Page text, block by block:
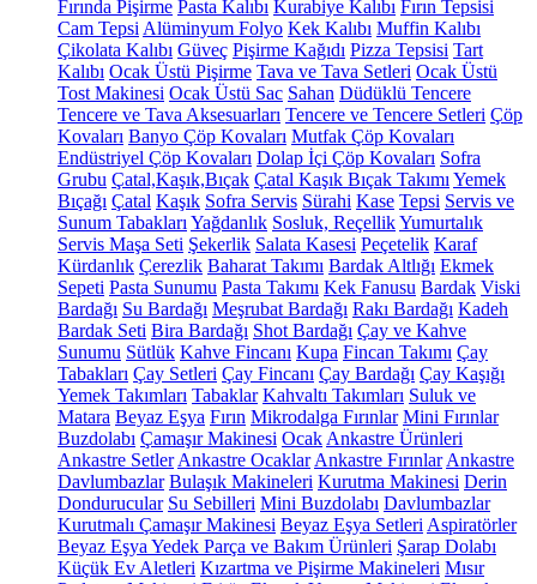
Fırında Pişirme Pasta Kalıbı Kurabiye Kalıbı Fırın Tepsisi
Cam Tepsi Alüminyum Folyo Kek Kalıbı Muffin Kalıbı
Çikolata Kalıbı Güveç Pişirme Kağıdı Pizza Tepsisi Tart
Kalıbı Ocak Üstü Pişirme Tava ve Tava Setleri Ocak Üstü
Tost Makinesi Ocak Üstü Sac Sahan Düdüklü Tencere
Tencere ve Tava Aksesuarları Tencere ve Tencere Setleri Çöp
Kovaları Banyo Çöp Kovaları Mutfak Çöp Kovaları
Endüstriyel Çöp Kovaları Dolap İçi Çöp Kovaları Sofra
Grubu Çatal,Kaşık,Bıçak Çatal Kaşık Bıçak Takımı Yemek
Bıçağı Çatal Kaşık Sofra Servis Sürahi Kase Tepsi Servis ve
Sunum Tabakları Yağdanlık Sosluk, ReçellikYumurtalık
Servis Maşa Seti Şekerlik Salata Kasesi Peçetelik Karaf
Kürdanlık Çerezlik Baharat Takımı Bardak Altlığı Ekmek
Sepeti Pasta Sunumu Pasta Takımı Kek Fanusu Bardak Viski
Bardağı Su Bardağı Meşrubat Bardağı Rakı Bardağı Kadeh
Bardak Seti Bira Bardağı Shot Bardağı Çay ve Kahve
Sunumu Sütlük Kahve Fincanı Kupa Fincan Takımı Çay
Tabakları Çay Setleri Çay Fincanı Çay Bardağı Çay Kaşığı
Yemek Takımları Tabaklar Kahvaltı Takımları Suluk ve
Matara Beyaz Eşya Fırın Mikrodalga Fırınlar Mini Fırınlar
Buzdolabı Çamaşır Makinesi Ocak Ankastre Ürünleri
Ankastre Setler Ankastre Ocaklar Ankastre Fırınlar Ankastre
Davlumbazlar Bulaşık Makineleri Kurutma Makinesi Derin
Dondurucular Su Sebilleri Mini Buzdolabı Davlumbazlar
Kurutmalı Çamaşır Makinesi Beyaz Eşya Setleri Aspiratörler
Beyaz Eşya Yedek Parça ve Bakım Ürünleri Şarap Dolabı
Küçük Ev Aletleri Kızartma ve Pişirme Makineleri Mısır